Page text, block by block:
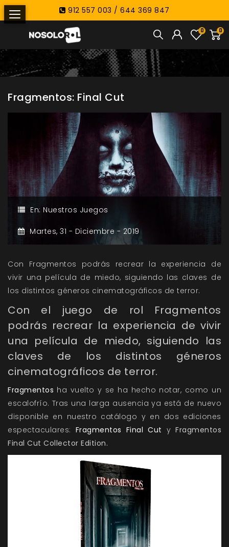
912 557 003 / 644 369 847
0
0
Fragmentos: Final Cut
En: Nuestros Juegos
Martes, 31 - Diciembre - 2019
Con Fragmentos podrás recrear la experiencia de
vivir una película de miedo, siguiendo las claves de
los distintos géneros cinematográficos de terror.
Con el juego de rol Fragmentos
podrás recrear la experiencia de vivir
una película de miedo, siguiendo las
claves de los distintos géneros
cinematográficos de terror.
Fragmentos ha vuelto y se ha hecho notar, como un
escalofrío. Tras una larga ausencia ya está de nuevo
disponible en nuestro catálogo y en dos ediciones
espectaculares: Fragmentos Final Cut y Fragmentos
Final Cut Collector Edition.